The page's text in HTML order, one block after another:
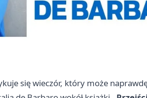
się wieczór, który może